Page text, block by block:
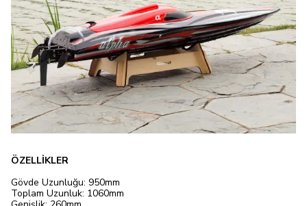
ÖZELLİKLER
Gövde Uzunluğu: 950mm
Toplam Uzunluk: 1060mm